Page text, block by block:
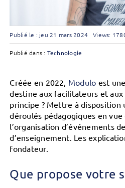
Publié le : jeu 21 mars 2024 Views:
Publié dans : Technologie
Créée en 2022, Modulo est
destine aux facilitateurs et
principe ? Mettre à disposition
déroulés pédagogiques en vue
l’organisation d’événements
d’enseignement. Les
fondateur.
Que propose votre